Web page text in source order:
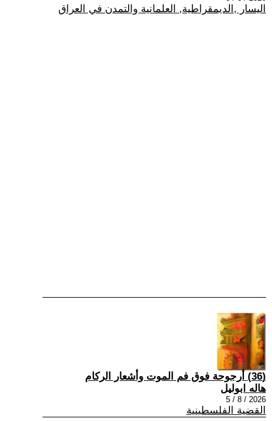
اليسار ,الديمقراطية, العلمانية والتمدن في العراق
(36) أرجوحة فوق فم الموت وأشعار الركام
هاله ابوليل
2026 / 8 / 5
القضية الفلسطينية